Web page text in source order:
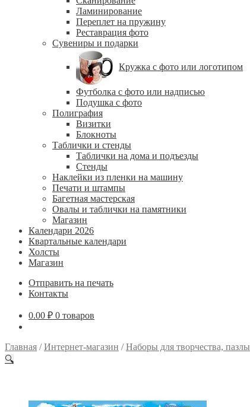
Ламинирование
Переплет на пружину
Реставрация фото
Сувениры и подарки
Кружка с фото или логотипом
Футболка с фото или надписью
Подушка с фото
Полиграфия
Визитки
Блокноты
Таблички и стенды
Таблички на дома и подъезды
Стенды
Наклейки из пленки на машину
Печати и штампы
Багетная мастерская
Овалы и таблички на памятники
Магазин
Календари 2026
Квартальные календари
Холсты
Магазин
Отправить на печать
Контакты
0.00 ₽ 0 товаров
Главная /Интернет-магазин /Наборы для творчества, пазлы
🔍